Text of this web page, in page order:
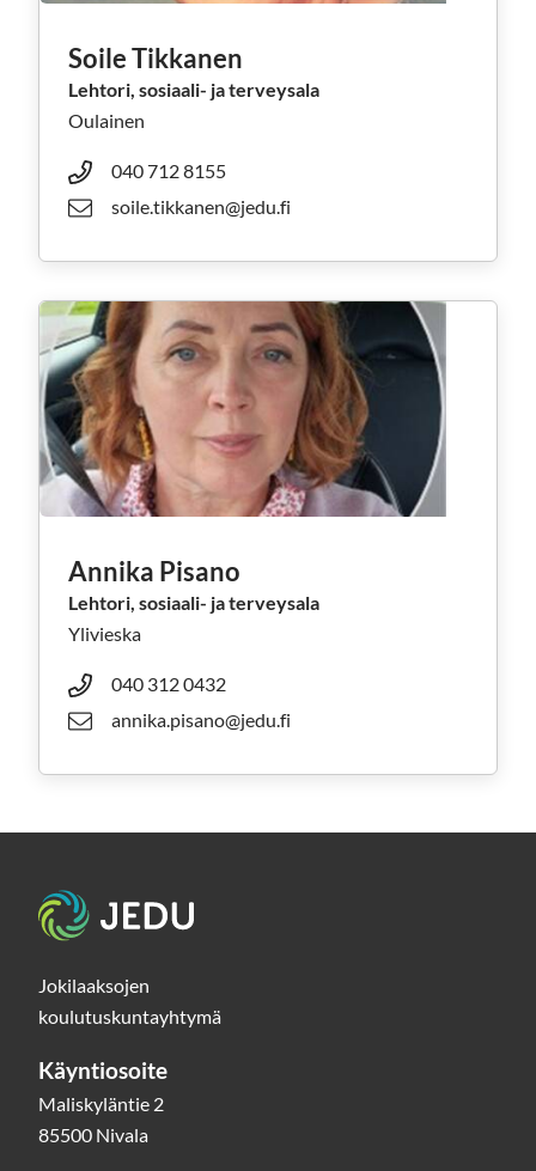
Soile Tikkanen
Lehtori, sosiaali- ja terveysala
Oulainen
040 712 8155
soile.tikkanen@jedu.fi
Annika Pisano
Lehtori, sosiaali- ja terveysala
Ylivieska
040 312 0432
annika.pisano@jedu.fi
Etusivu
Jokilaaksojen
koulutuskuntayhtymä
Käyntiosoite
Maliskyläntie 2
85500 Nivala